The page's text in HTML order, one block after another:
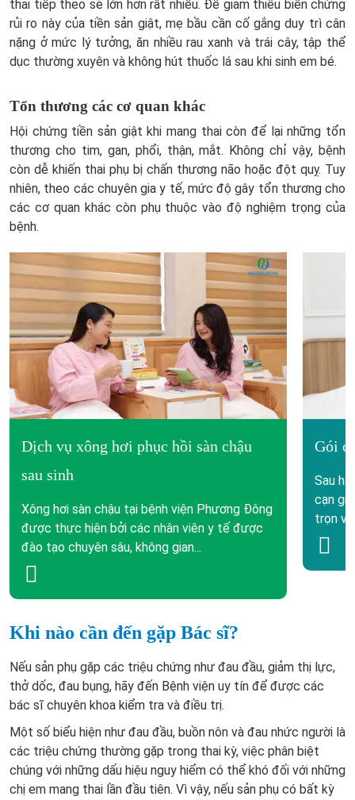
thai tiếp theo sẽ lớn hơn rất nhiều. Để giảm thiểu biến chứng
rủi ro này của tiền sản giật, mẹ bầu cần cố gắng duy trì cân
nặng ở mức lý tưởng, ăn nhiều rau xanh và trái cây, tập thể
dục thường xuyên và không hút thuốc lá sau khi sinh em bé.
Tổn thương các cơ quan khác
Hội chứng tiền sản giật khi mang thai còn để lại những tổn
thương cho tim, gan, phổi, thận, mắt. Không chỉ vậy, bệnh
còn dễ khiến thai phụ bị chấn thương não hoặc đột quỵ. Tuy
nhiên, theo các chuyên gia y tế, mức độ gây tổn thương cho
các cơ quan khác còn phụ thuộc vào độ nghiệm trọng của
bệnh.
Dịch vụ xông hơi phục hồi sàn chậu
sau sinh
Xông hơi sàn chậu tại bệnh viện Phương Đông
được thực hiện bởi các nhân viên y tế được
đào tạo chuyên sâu, không gian...
Gói
Sau
cạn
trọn
Khi nào cần đến gặp Bác sĩ?
Nếu sản phụ gặp các triệu chứng như đau đầu, giảm thị lực,
thở dốc, đau bụng, hãy đến Bệnh viện uy tín để được các
bác sĩ chuyên khoa kiểm tra và điều trị.
Một số biểu hiện như đau đầu, buồn nôn và đau nhức người là
các triệu chứng thường gặp trong thai kỳ, việc phân biệt
chúng với những dấu hiệu nguy hiểm có thể khó đối với những
chị em mang thai lần đầu tiên. Vì vậy, nếu sản phụ có bất kỳ